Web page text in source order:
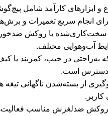
و ابزارهای کارآمد شامل
انجام سریع تعمیرات و
سخت‌کاری‌شده با روکش
آب‌وهوایی مختلف.
در جیب، کمربند یا
دسترس است.
از بسته‌شدن ناگهانی تیغه
روکش ضدلغزش مناسب